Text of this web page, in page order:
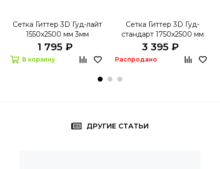
Сетка Гиттер 3D Гуд-лайт
1550х2500 мм 3мм
1 795 ₽
В корзину
Сетка Гиттер 3D Гуд-
стандарт 1750х2500 мм
4мм
3 395 ₽
Распродано
ДРУГИЕ СТАТЬИ